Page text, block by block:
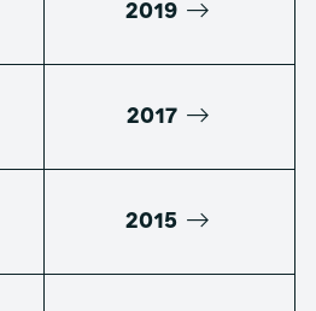
2019
2017
2015